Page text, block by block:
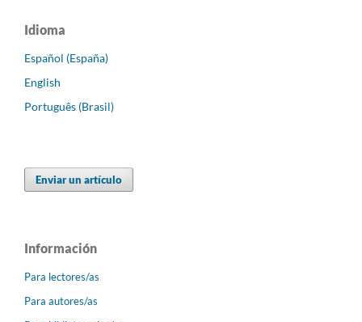
Idioma
Español (España)
English
Português (Brasil)
Enviar un artículo
Información
Para lectores/as
Para autores/as